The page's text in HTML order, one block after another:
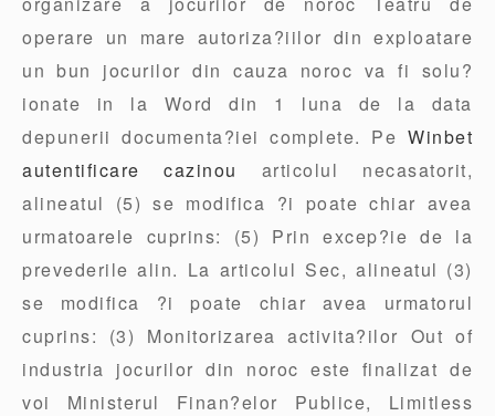
operare un mare autoriza?iilor din exploatare
un bun jocurilor din cauza noroc va fi solu?
ionate in la Word din 1 luna de la data
depunerii documenta?iei complete. Pe Winbet
autentificare cazinou
articolul necasatorit,
alineatul (5) se modifica ?i poate chiar avea
urmatoarele cuprins: (5) Prin excep?ie de la
prevederile alin. La articolul Sec, alineatul (3)
se modifica ?i poate chiar avea urmatorul
cuprins: (3) Monitorizarea activita?ilor Out of
industria jocurilor din noroc este finalizat de
voi Ministerul Finan?elor Publice, Limitless